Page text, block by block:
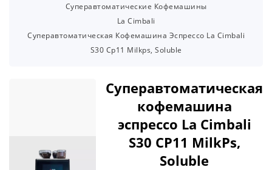
Суперавтоматические Кофемашины
La Cimbali
Суперавтоматическая Кофемашина Эспрессо La Cimbali
S30 Cp11 Milkps, Soluble
Суперавтоматическая
кофемашина
эспрессо La Cimbali
S30 CP11 MilkPs,
Soluble